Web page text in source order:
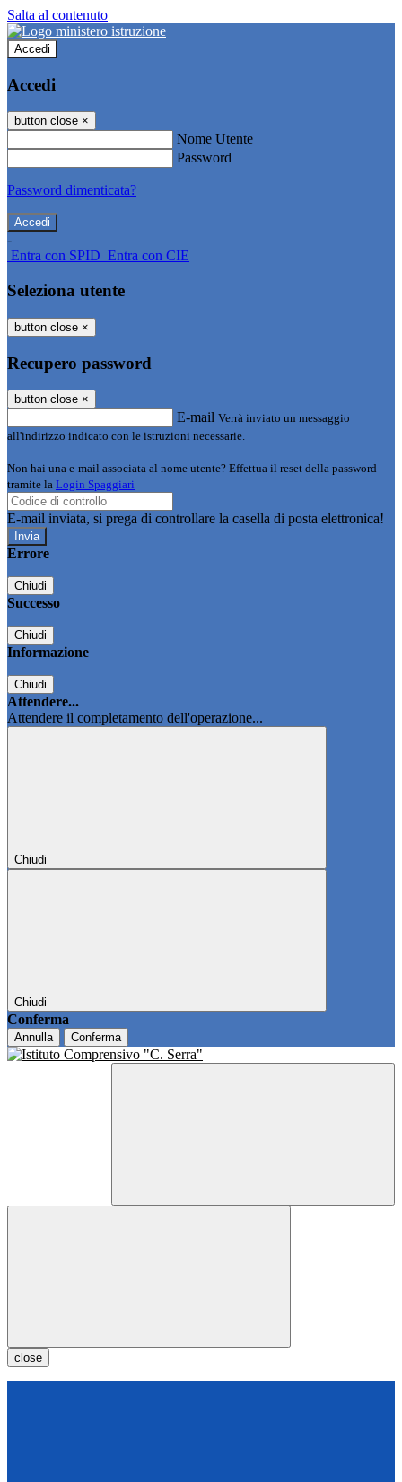
Salta al contenuto
Accedi
Accedi
button close ×
Nome Utente
Password
Password dimenticata?
-
Entra con SPID Entra con CIE
Seleziona utente
button close ×
Recupero password
button close ×
E-mail Verrà inviato un messaggio
all'indirizzo indicato con le istruzioni necessarie.
Non hai una e-mail associata al nome utente? Effettua il reset della password
tramite la Login Spaggiari
E-mail inviata, si prega di controllare la casella di posta elettronica!
Errore
Chiudi
Successo
Chiudi
Informazione
Chiudi
Attendere...
Attendere il completamento dell'operazione...
Chiudi
Chiudi
Conferma
Annulla Conferma
close